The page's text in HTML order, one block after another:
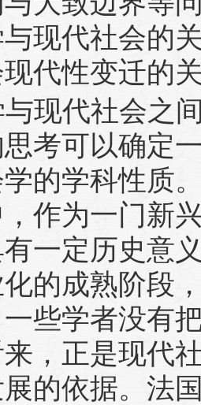
现代社会的
代性变迁的
现代社会之
考可以确定
的学科性质
作为一门新
一定历史意
的成熟阶段
些学者没有
，正是现代
的依据。法